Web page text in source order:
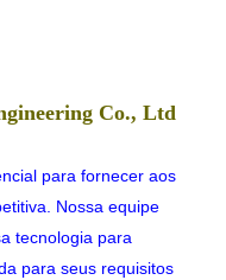
Co., Ltd
para fornecer aos
Nossa equipe
tecnologia para
para seus requisitos